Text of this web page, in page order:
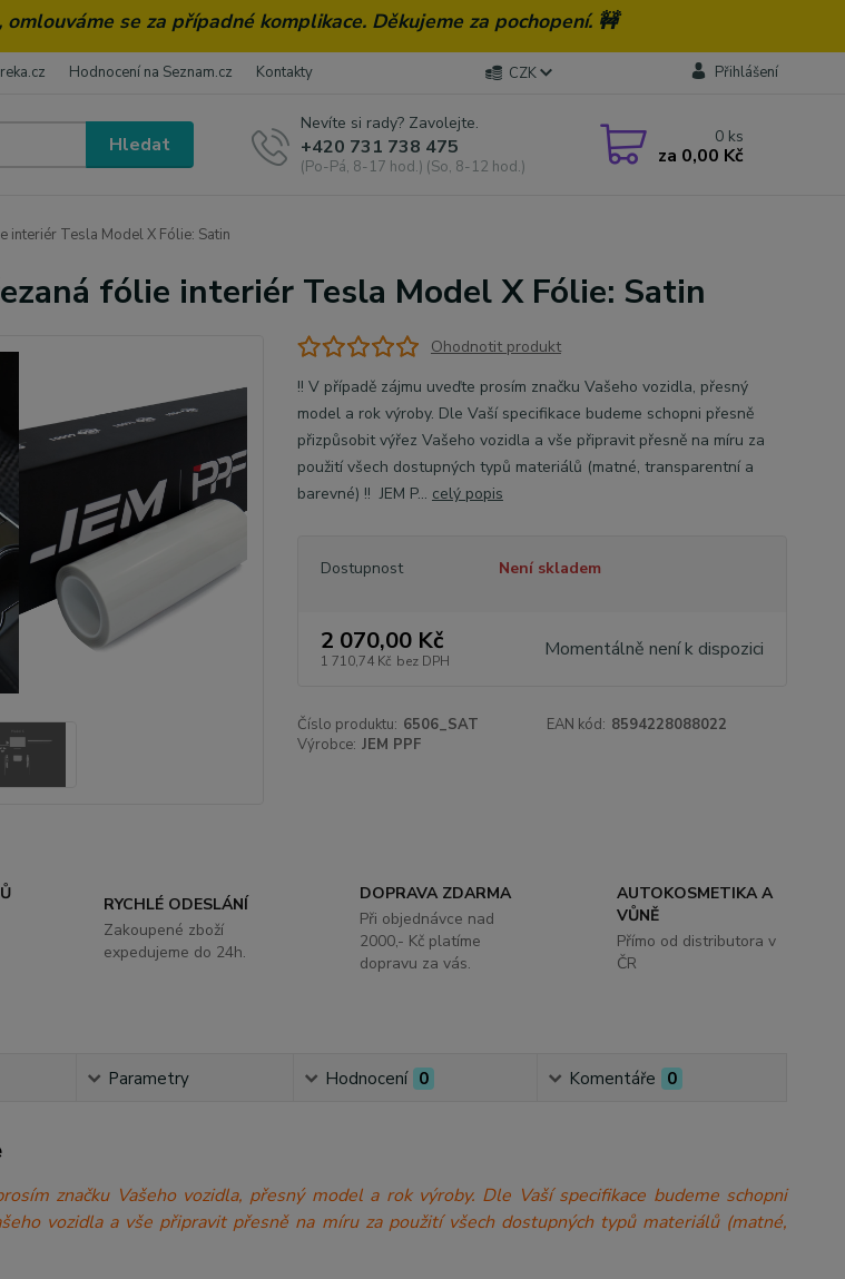
se za případné komplikace. Děkujeme za pochopení. 🚧
Hodnocení na Seznam.cz Kontakty CZK Přihlášení
Hledat
Nevíte si rady? Zavolejte.
+420 731 738 475
(Po-Pá, 8-17 hod.) (So, 8-12 hod.)
0 ks
za 0,00 Kč
interiér Tesla Model X Fólie: Satin
fólie interiér Tesla Model X Fólie: Satin
Ohodnotit produkt
!! V případě zájmu uveďte prosím značku Vašeho vozidla, přesný
model a rok výroby. Dle Vaší specifikace budeme schopni přesně
přizpůsobit výřez Vašeho vozidla a vše připravit přesně na míru za
použití všech dostupných typů materiálů (matné, transparentní a
barevné) !! JEM P... celý popis
Dostupnost Není skladem
2 070,00 Kč
1 710,74 Kč bez DPH Momentálně není k dispozici
Číslo produktu: 6506_SAT EAN kód: 8594228088022
Výrobce: JEM PPF
RYCHLÉ ODESLÁNÍ
Zakoupené zboží
expedujeme do 24h.
DOPRAVA ZDARMA
Při objednávce nad
2000,- Kč platíme
dopravu za vás.
AUTOKOSMETIKA A
VŮNĚ
Přímo od distributora v
ČR
Parametry Hodnocení 0 Komentáře 0
značku Vašeho vozidla, přesný model a rok výroby. Dle Vaší specifikace budeme schopni
vozidla a vše připravit přesně na míru za použití všech dostupných typů materiálů (matné,